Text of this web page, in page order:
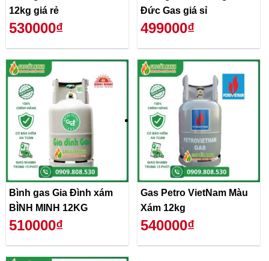
12kg giá rẻ
530000₫
Đức Gas giá sỉ
499000₫
Bình gas Gia Đình xám
BÌNH MINH 12KG
510000₫
Gas Petro VietNam Màu
Xám 12kg
540000₫